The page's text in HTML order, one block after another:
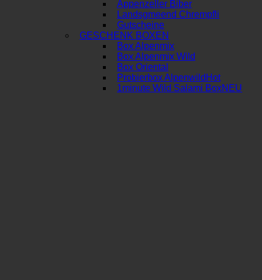
Appenzeller Biber
Landsgmeend Chrempfli
Gutscheine
GESCHENK BOXEN
Box Alpenmix
Box Alpenmix Wild
Box Oriental
Probierbox Alpenwild
1minute Wild Salami Box